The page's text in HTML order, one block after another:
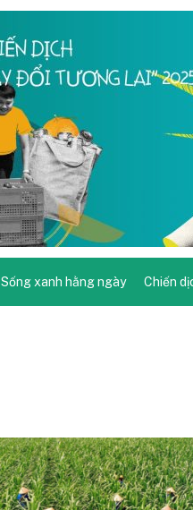
Sống xanh hằng ngày Chiến